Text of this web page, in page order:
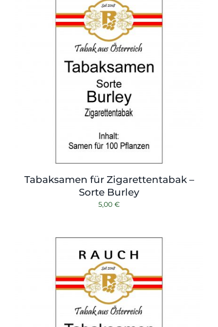
Tabaksamen für Zigarettentabak –
Sorte Burley
5,00 €